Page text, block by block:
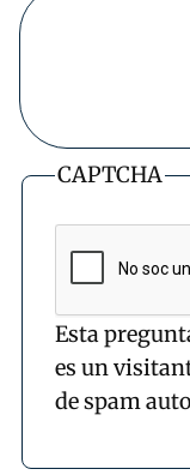
CAPTCHA
Esta
es un
de spam